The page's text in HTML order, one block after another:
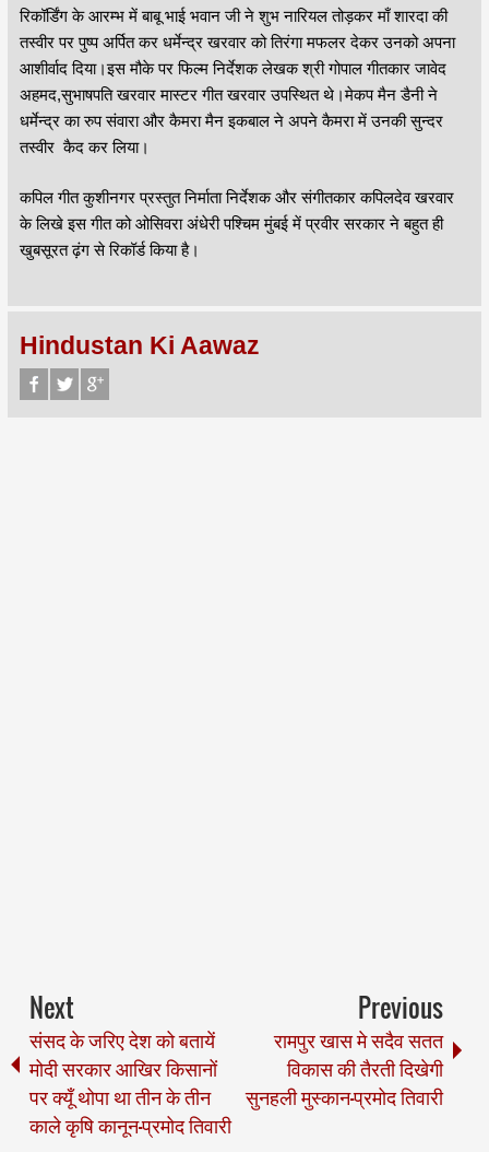
रिकॉर्डिंग के आरम्भ में बाबू भाई भवान जी ने शुभ नारियल तोड़कर माँ शारदा की
तस्वीर पर पुष्प अर्पित कर धर्मेन्द्र खरवार को तिरंगा मफलर देकर उनको अपना
आशीर्वाद दिया।इस मौके पर फिल्म निर्देशक लेखक श्री गोपाल गीतकार जावेद
अहमद,सुभाषपति खरवार मास्टर गीत खरवार उपस्थित थे।मेकप मैन डैनी ने
धर्मेन्द्र का रुप संवारा और कैमरा मैन इकबाल ने अपने कैमरा में उनकी सुन्दर
तस्वीर कैद कर लिया।
कपिल गीत कुशीनगर प्रस्तुत निर्माता निर्देशक और संगीतकार कपिलदेव खरवार
के लिखे इस गीत को ओसिवरा अंधेरी पश्चिम मुंबई में प्रवीर सरकार ने बहुत ही
खुबसूरत ढ़ंग से रिकॉर्ड किया है।
Hindustan Ki Aawaz
Next
संसद के जरिए देश को बतायें
मोदी सरकार आखिर किसानों
पर क्यूँ थोपा था तीन के तीन
काले कृषि कानून-प्रमोद तिवारी
Previous
रामपुर खास मे सदैव सतत
विकास की तैरती दिखेगी
सुनहली मुस्कान-प्रमोद तिवारी